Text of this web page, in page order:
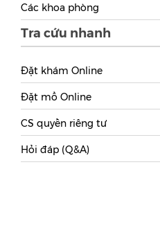
Các khoa phòng
Tra cứu nhanh
Đặt khám Online
Đặt mổ Online
CS quyền riêng tư
Hỏi đáp (Q&A)